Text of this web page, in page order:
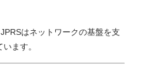
はネットワークの基盤を支
ます。